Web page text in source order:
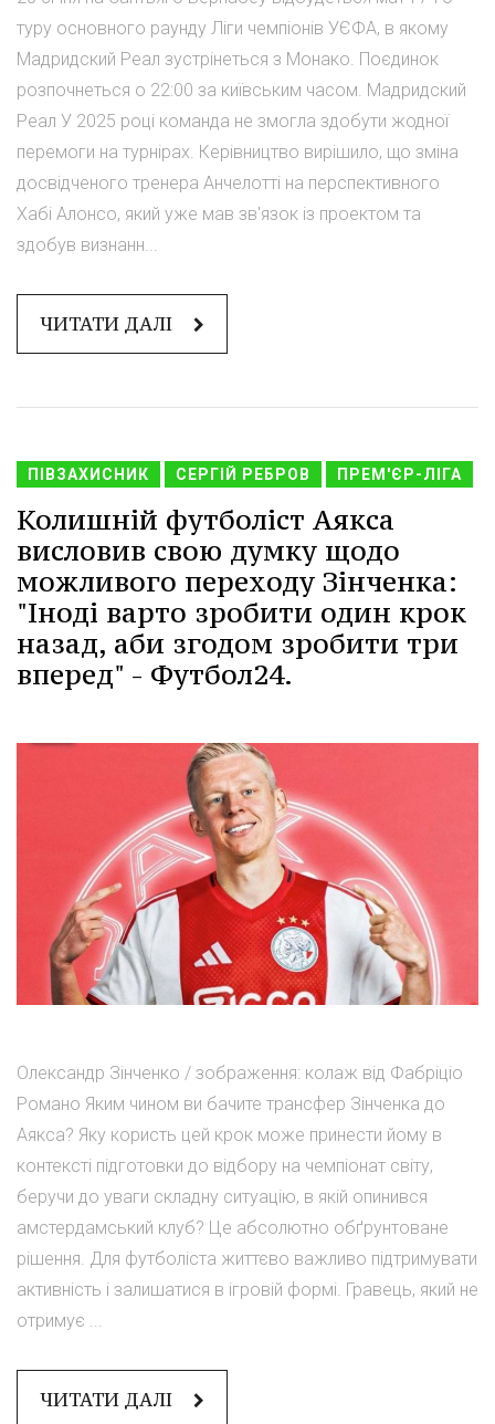
туру основного раунду Ліги чемпіонів УЄФА, в якому
Мадридский Реал зустрінеться з Монако. Поєдинок
розпочнеться о 22:00 за київським часом. Мадридский
Реал У 2025 році команда не змогла здобути жодної
перемоги на турнірах. Керівництво вирішило, що зміна
досвідченого тренера Анчелотті на перспективного
Хабі Алонсо, який уже мав зв'язок із проектом та
здобув визнанн...
ЧИТАТИ ДАЛІ
ПІВЗАХИСНИК СЕРГІЙ РЕБРОВ ПРЕМ'ЄР-ЛІГА
Колишній футболіст Аякса
висловив свою думку щодо
можливого переходу Зінченка:
"Іноді варто зробити один крок
назад, аби згодом зробити три
вперед" - Футбол24.
Олександр Зінченко / зображення: колаж від Фабріціо
Романо Яким чином ви бачите трансфер Зінченка до
Аякса? Яку користь цей крок може принести йому в
контексті підготовки до відбору на чемпіонат світу,
беручи до уваги складну ситуацію, в якій опинився
амстердамський клуб? Це абсолютно обґрунтоване
рішення. Для футболіста життєво важливо підтримувати
активність і залишатися в ігровій формі. Гравець, який не
отримує ...
ЧИТАТИ ДАЛІ